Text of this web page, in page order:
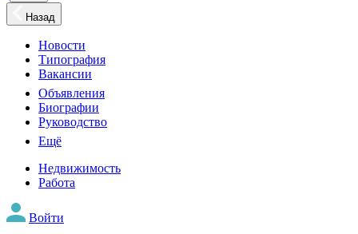
Назад
Новости
Типография
Вакансии
Объявления
Биографии
Руководство
Ещё
Недвижимость
Работа
Войти